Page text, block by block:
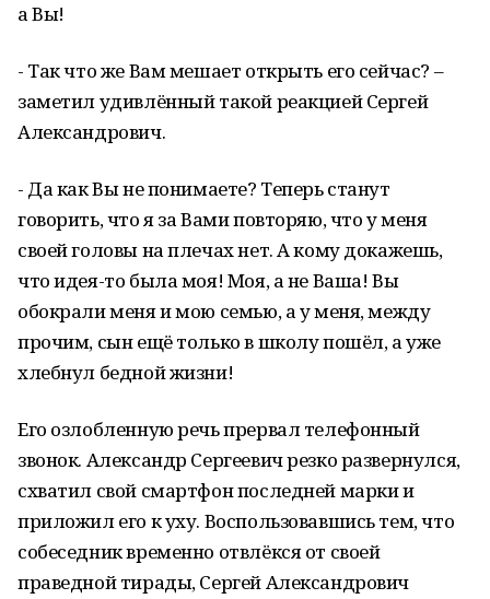
а Вы!
- Так что же Вам мешает открыть его сейчас? –
заметил удивлённый такой реакцией Сергей
Александрович.
- Да как Вы не понимаете? Теперь станут
говорить, что я за Вами повторяю, что у меня
своей головы на плечах нет. А кому докажешь,
что идея-то была моя! Моя, а не Ваша! Вы
обокрали меня и мою семью, а у меня, между
прочим, сын ещё только в школу пошёл, а уже
хлебнул бедной жизни!
Его озлобленную речь прервал телефонный
звонок. Александр Сергеевич резко развернулся,
схватил свой смартфон последней марки и
приложил его к уху. Воспользовавшись тем, что
собеседник временно отвлёкся от своей
праведной тирады, Сергей Александрович